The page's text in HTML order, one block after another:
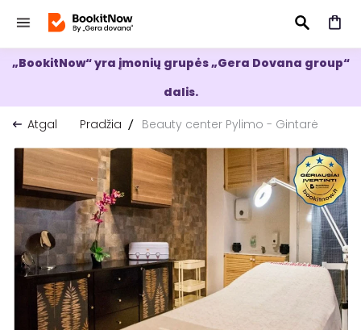
IEŠKOTI
„BookitNow“ yra įmonių grupės „Gera Dovana group“
dalis.
Atgal
Pradžia Beauty center Pylimo - Gintarė